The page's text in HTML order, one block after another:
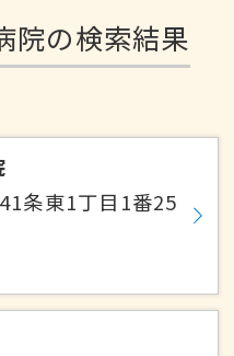
院の検索結果
条東1丁目1番25